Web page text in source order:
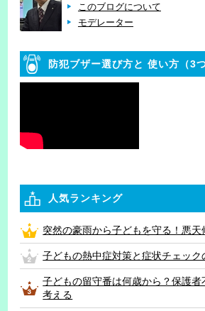
このブログについて
モデレーター
防犯ブザー選び方と 使い方（3
人気ランキング
突然の豪雨から子どもを守る！悪天
子どもの熱中症対策と症状チェック
子どもの留守番は何歳から？保護者
考える